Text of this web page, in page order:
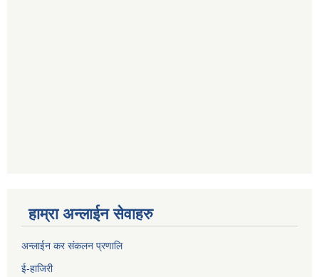
हाम्रा अन्लाईन सेवाहरु
अन्लाईन कर संकलन प्रणालि
ई-हाजिरी